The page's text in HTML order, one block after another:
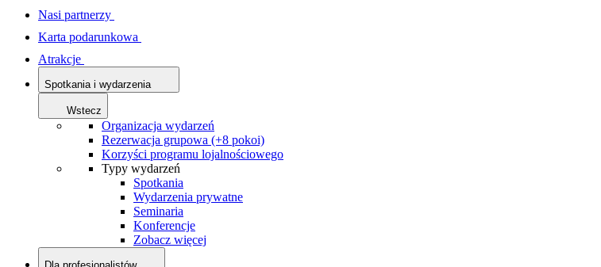
Nasi partnerzy
Karta podarunkowa
Atrakcje
Spotkania i wydarzenia
Wstecz
Organizacja wydarzeń
Rezerwacja grupowa (+8 pokoi)
Korzyści programu lojalnościowego
Typy wydarzeń
Spotkania
Wydarzenia prywatne
Seminaria
Konferencje
Zobacz więcej